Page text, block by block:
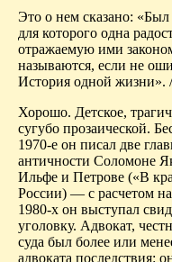
Это о нем сказано:
для которого одна
отражаемую ими
называются, если не
История одной жизни».
Хорошо. Детское,
сугубо прозаической.
1970-е он писал две
античности Соломоне
Ильфе и Петрове («В
России) — с расчетом
1980-х он выступал
уголовку. Адвокат,
суда был более или
адвоката последствия: